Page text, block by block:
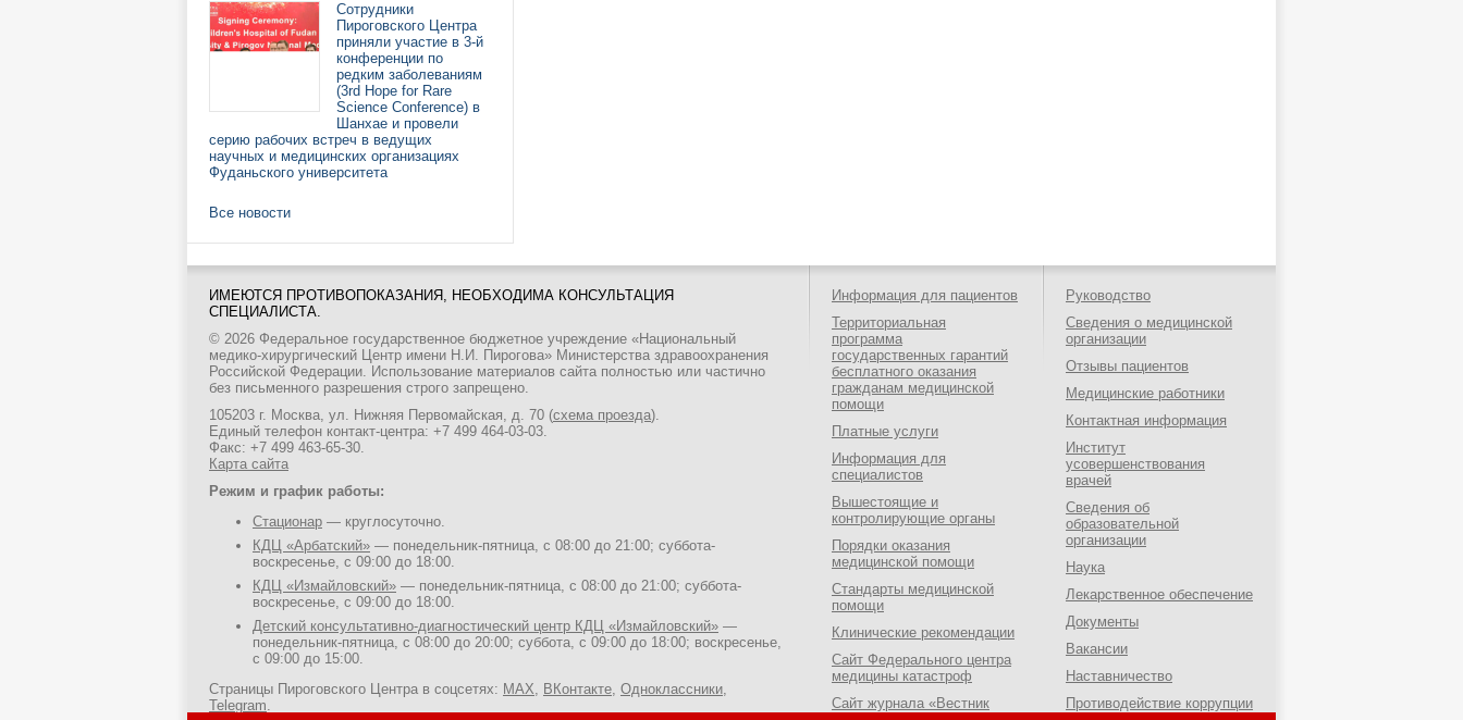
Сотрудники
Пироговского Центра
приняли участие в 3-й
конференции по
редким заболеваниям
(3rd Hope for Rare
Science Conference) в
Шанхае и провели
серию рабочих встреч в ведущих
научных и медицинских организациях
Фуданьского университета
Все новости
ИМЕЮТСЯ ПРОТИВОПОКАЗАНИЯ, НЕОБХОДИМА КОНСУЛЬТАЦИЯ
СПЕЦИАЛИСТА.
© 2026 Федеральное государственное бюджетное учреждение «Национальный
медико-хирургический Центр имени Н.И. Пирогова» Министерства здравоохранения
Российской Федерации. Использование материалов сайта полностью или частично
без письменного разрешения строго запрещено.
105203 г. Москва, ул. Нижняя Первомайская, д. 70 (схема проезда).
Единый телефон контакт-центра: +7 499 464-03-03.
Факс: +7 499 463-65-30.
Карта сайта
Режим и график работы:
Стационар — круглосуточно.
КДЦ «Арбатский» — понедельник-пятница, с 08:00 до 21:00; суббота-
воскресенье, с 09:00 до 18:00.
КДЦ «Измайловский» — понедельник-пятница, с 08:00 до 21:00; суббота-
воскресенье, с 09:00 до 18:00.
Детский консультативно-диагностический центр КДЦ «Измайловский» —
понедельник-пятница, с 08:00 до 20:00; суббота, с 09:00 до 18:00; воскресенье,
с 09:00 до 15:00.
Страницы Пироговского Центра в соцсетях: MAX ВКонтакте Одноклассники
Telegram
Информация для пациентов
Территориальная
программа
государственных гарантий
бесплатного оказания
гражданам медицинской
помощи
Платные услуги
Информация для
специалистов
Вышестоящие и
контролирующие органы
Порядки оказания
медицинской помощи
Стандарты медицинской
помощи
Клинические рекомендации
Сайт Федерального центра
медицины катастроф
Сайт журнала «Вестник
Руководство
Сведения о медицинской
организации
Отзывы пациентов
Медицинские работники
Контактная информация
Институт
усовершенствования
врачей
Сведения об
образовательной
организации
Наука
Лекарственное обеспечение
Документы
Вакансии
Наставничество
Противодействие коррупции